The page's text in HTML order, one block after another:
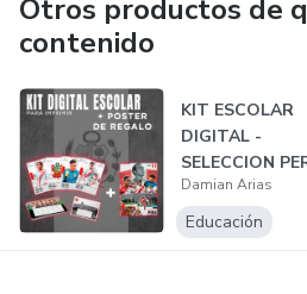
Otros productos de
contenido
KIT ESCOLAR
DIGITAL -
SELECCION
Damian Arias
Educación